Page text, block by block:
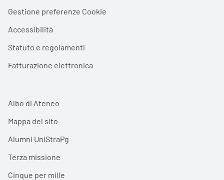
Gestione preferenze Cookie
Accessibilità
Statuto e regolamenti
Fatturazione elettronica
Albo di Ateneo
Mappa del sito
Alumni UniStraPg
Terza missione
Cinque per mille